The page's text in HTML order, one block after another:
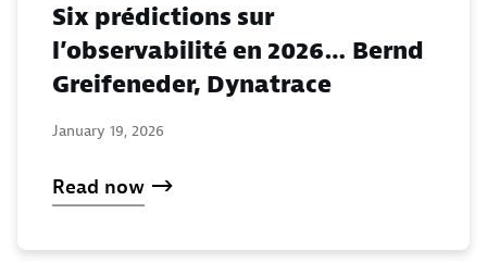
Six prédictions sur
l’observabilité en 2026… Bernd
Greifeneder, Dynatrace
January 19, 2026
Read now